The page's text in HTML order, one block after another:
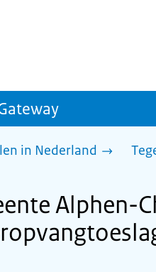
in Nederland
Alphen-